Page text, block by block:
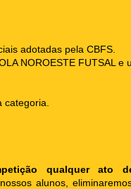
adotadas pela CBFS.
NOROESTE FUTSAL e
qualquer
alunos,